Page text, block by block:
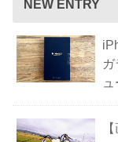
NEW ENTRY